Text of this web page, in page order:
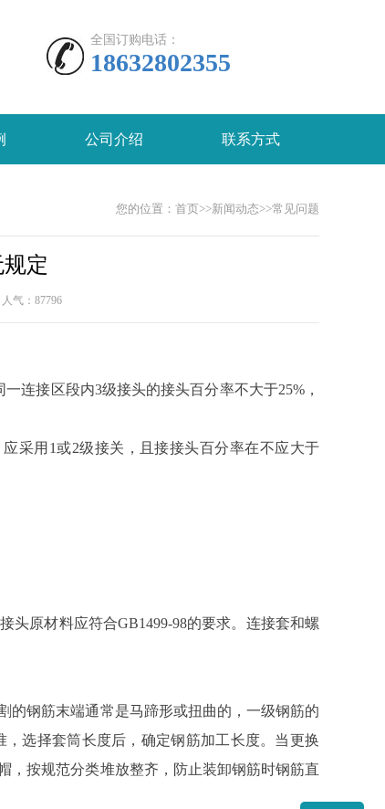
全国订购电话：
18632802355
公司介绍 联系方式
您的位置： 首页>>新闻动态>>常见问题
定
气： 87796
连接区段内3级接头的接头百分率不大于25%，
采用1或2级接关，且接接头百分率在不应大于
头原材料应符合GB1499-98的要求。连接套和螺
的钢筋末端通常是马蹄形或扭曲的，一级钢筋的
，选择套筒长度后，确定钢筋加工长度。当更换
，按规范分类堆放整齐，防止装卸钢筋时钢筋直